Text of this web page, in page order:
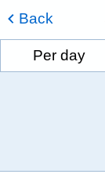
Back
Per day